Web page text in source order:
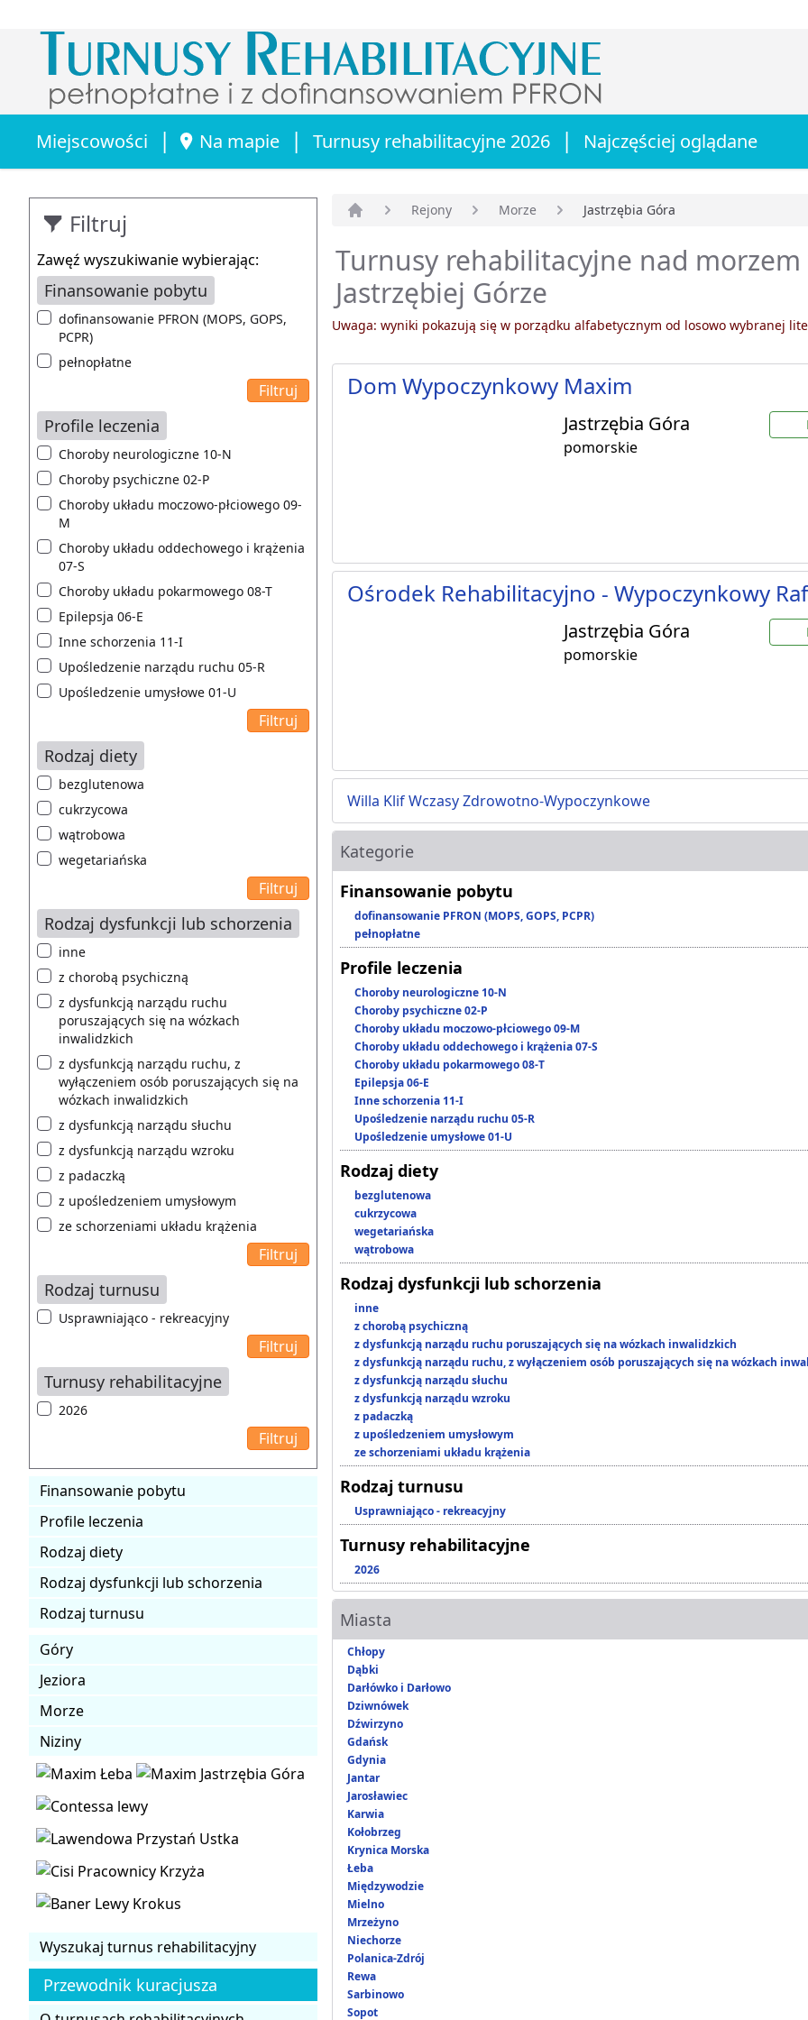
Miejscowości | Na mapie | Turnusy rehabilitacyjne 2026 | Najczęściej oglądane
Filtruj
Zawęź wyszukiwanie wybierając:
Finansowanie pobytu
dofinansowanie PFRON (MOPS, GOPS,
PCPR)
pełnopłatne
Profile leczenia
Choroby neurologiczne 10-N
Choroby psychiczne 02-P
Choroby układu moczowo-płciowego 09-
M
Choroby układu oddechowego i krążenia
07-S
Choroby układu pokarmowego 08-T
Epilepsja 06-E
Inne schorzenia 11-I
Upośledzenie narządu ruchu 05-R
Upośledzenie umysłowe 01-U
Rodzaj diety
bezglutenowa
cukrzycowa
wątrobowa
wegetariańska
Rodzaj dysfunkcji lub schorzenia
inne
z chorobą psychiczną
z dysfunkcją narządu ruchu
poruszających się na wózkach
inwalidzkich
z dysfunkcją narządu ruchu, z
wyłączeniem osób poruszających się na
wózkach inwalidzkich
z dysfunkcją narządu słuchu
z dysfunkcją narządu wzroku
z padaczką
z upośledzeniem umysłowym
ze schorzeniami układu krążenia
Rodzaj turnusu
Usprawniająco - rekreacyjny
Turnusy rehabilitacyjne
2026
Finansowanie pobytu
Profile leczenia
Rodzaj diety
Rodzaj dysfunkcji lub schorzenia
Rodzaj turnusu
Góry
Jeziora
Morze
Niziny
Wyszukaj turnus rehabilitacyjny
Przewodnik kuracjusza
Rejony Morze Jastrzębia Góra
Turnusy rehabilitacyjne nad morzem
Jastrzębiej Górze
Uwaga: wyniki pokazują się w porządku alfabetycznym od losowo wybranej
Dom Wypoczynkowy Maxim
Jastrzębia Góra
pomorskie
Ośrodek Rehabilitacyjno - Wypoczynkowy
Jastrzębia Góra
pomorskie
Willa Klif Wczasy Zdrowotno-Wypoczynkowe
Kategorie
Finansowanie pobytu
dofinansowanie PFRON (MOPS, GOPS, PCPR)
pełnopłatne
Profile leczenia
Choroby neurologiczne 10-N
Choroby psychiczne 02-P
Choroby układu moczowo-płciowego 09-M
Choroby układu oddechowego i krążenia 07-S
Choroby układu pokarmowego 08-T
Epilepsja 06-E
Inne schorzenia 11-I
Upośledzenie narządu ruchu 05-R
Upośledzenie umysłowe 01-U
Rodzaj diety
bezglutenowa
cukrzycowa
wegetariańska
wątrobowa
Rodzaj dysfunkcji lub schorzenia
inne
z chorobą psychiczną
z dysfunkcją narządu ruchu poruszających się na wózkach inwalidzkich
z dysfunkcją narządu ruchu, z wyłączeniem osób poruszających się na wózkach
z dysfunkcją narządu słuchu
z dysfunkcją narządu wzroku
z padaczką
z upośledzeniem umysłowym
ze schorzeniami układu krążenia
Rodzaj turnusu
Usprawniająco - rekreacyjny
Turnusy rehabilitacyjne
2026
Miasta
Chłopy
Dąbki
Darłówko i Darłowo
Dziwnówek
Dźwirzyno
Gdańsk
Gdynia
Jantar
Jarosławiec
Karwia
Kołobrzeg
Krynica Morska
Łeba
Międzywodzie
Mielno
Mrzeżyno
Niechorze
Polanica-Zdrój
Rewa
Sarbinowo
Sopot